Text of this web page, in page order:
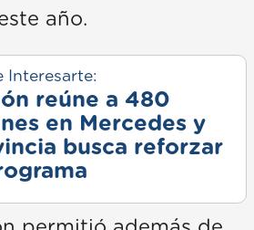
año.
Interesarte:
reúne a 480
en Mercedes y
busca reforzar